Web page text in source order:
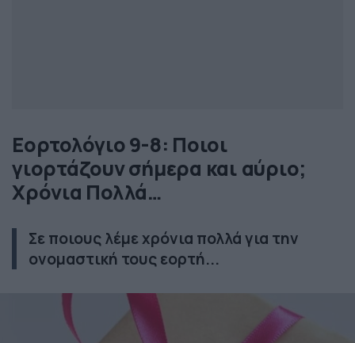
Εορτολόγιο 9-8: Ποιοι
γιορτάζουν σήμερα και αύριο;
Χρόνια Πολλά…
Σε ποιους λέμε χρόνια πολλά για την
ονομαστική τους εορτή...